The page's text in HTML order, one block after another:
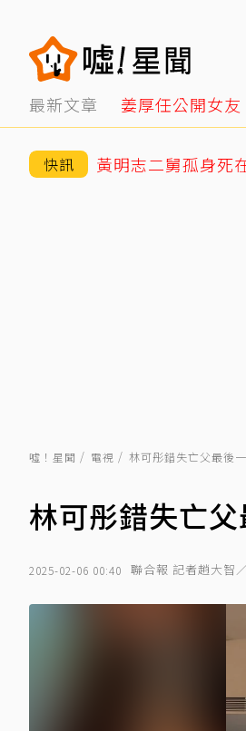
最新文章 姜厚任公開女友
快訊
噓！星聞 電視 林可彤錯失亡父最後
林可彤錯失亡
2025-02-06 00:40 聯合報 記者趙大智